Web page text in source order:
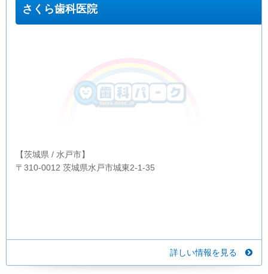
さくら歯科医院
【茨城県 / 水戸市】
〒310-0012 茨城県水戸市城東2-1-35
詳しい情報を見る